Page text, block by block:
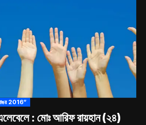
2016”
: মোঃ আরিফ রায়হান (২৪)